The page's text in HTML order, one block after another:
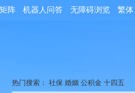
繁体
无障碍浏览
机器人问答
阵
热门搜索： 社保 婚姻 公积金 十四五